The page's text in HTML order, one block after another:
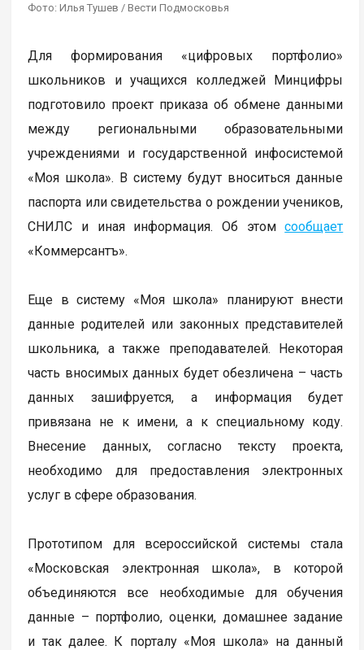
Фото: Илья Тушев / Вести Подмосковья
Для формирования «цифровых портфолио»
школьников и учащихся колледжей Минцифры
подготовило проект приказа об обмене данными
между региональными образовательными
учреждениями и государственной инфосистемой
«Моя школа». В систему будут вноситься данные
паспорта или свидетельства о рождении учеников,
СНИЛС и иная информация. Об этомсообщает
«Коммерсантъ».
Еще в систему «Моя школа» планируют внести
данные родителей или законных представителей
школьника, а также преподавателей. Некоторая
часть вносимых данных будет обезличена – часть
данных зашифруется, а информация будет
привязана не к имени, а к специальному коду.
Внесение данных, согласно тексту проекта,
необходимо для предоставления электронных
услуг в сфере образования.
Прототипом для всероссийской системы стала
«Московская электронная школа», в которой
объединяются все необходимые для обучения
данные – портфолио, оценки, домашнее задание
и так далее. К порталу «Моя школа» на данный